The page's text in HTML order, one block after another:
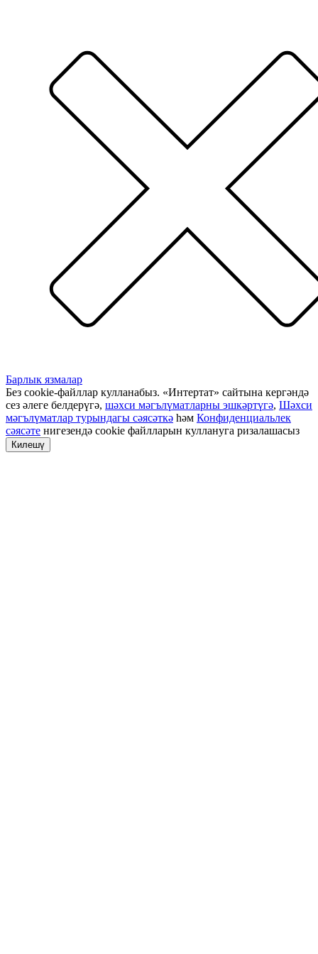
Барлык язмалар
Без cookie-файллар кулланабыз. «Интертат» сайтына кергәндә
сез әлеге белдерүгә, шәхси мәгълүматларны эшкәртүгә, Шәхси
мәгълүматлар турындагы сәясәткә һәм Конфиденциальлек
сәясәте нигезендә cookie файлларын куллануга ризалашасыз
Килешү